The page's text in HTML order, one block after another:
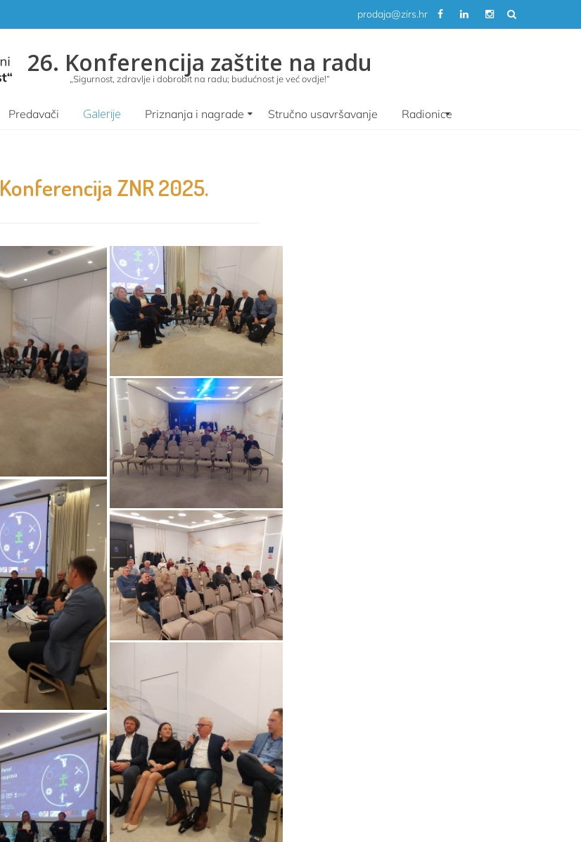
prodaja@zirs.hr
26. Konferencija zaštite na radu
„Sigurnost, zdravlje i dobrobit na radu; budućnost je već ovdje!“
Predavači Galerije Priznanja i nagrade Stručno usavršavanje Radionice
Konferencija ZNR 2025.